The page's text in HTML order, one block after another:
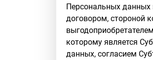
Персональных данных
договором, стороной
которому является
данных, согласием